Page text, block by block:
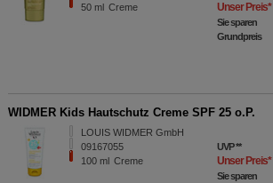
50 ml Creme Unser Preis*
Sie sparen
Grundpreis
WIDMER Kids Hautschutz Creme SPF 25 o.P.
LOUIS WIDMER GmbH
09167055
100 ml Creme
UVP**
Unser Preis*
Sie sparen